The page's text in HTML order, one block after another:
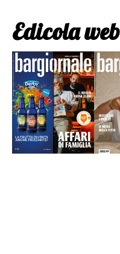
Edicola web